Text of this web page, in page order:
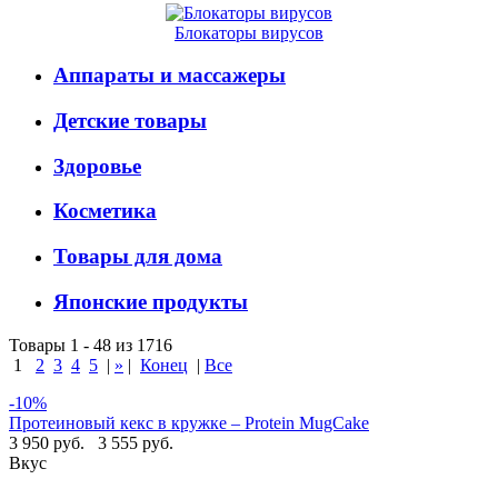
Блокаторы вирусов
Аппараты и массажеры
Детские товары
Здоровье
Косметика
Товары для дома
Японские продукты
Товары 1 - 48 из 1716
1
2 3 4 5 | » | Конец | Все
-10%
Протеиновый кекс в кружке – Protein MugCake
3 950 руб.
3 555 руб.
Вкус